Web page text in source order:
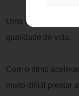
Uma nutrição
qualidade de vida.
Com o ritmo
muito difícil prestar